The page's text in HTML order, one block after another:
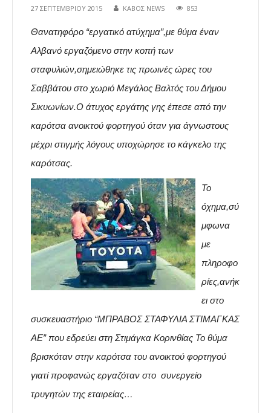
27 ΣΕΠΤΕΜΒΡΊΟΥ 2015 ΚΑΒΟΣ NEWS 853
Θανατηφόρο “εργατικό ατύχημα”,με θύμα έναν
Αλβανό εργαζόμενο στην κοπή των
σταφυλιών,σημειώθηκε τις πρωινές ώρες του
Σαββάτου στο χωριό Μεγάλος Βαλτός του Δήμου
Σικυωνίων.Ο άτυχος εργάτης γης έπεσε από την
καρότσα ανοικτού φορτηγού όταν για άγνωστους
μέχρι στιγμής λόγους υποχώρησε το κάγκελο της
καρότσας.
Το
όχημα,σύ
μφωνα
με
πληροφο
ρίες,ανήκ
ει στο
συσκευαστήριο “ΜΠΡΑΒΟΣ ΣΤΑΦΥΛΙΑ ΣΤΙΜΑΓΚΑΣ
ΑΕ” που εδρεύει στη Στιμάγκα Κορινθίας Το θύμα
βρισκόταν στην καρότσα του ανοικτού φορτηγού
γιατί προφανώς εργαζόταν στο συνεργείο
τρυγητών της εταιρείας…